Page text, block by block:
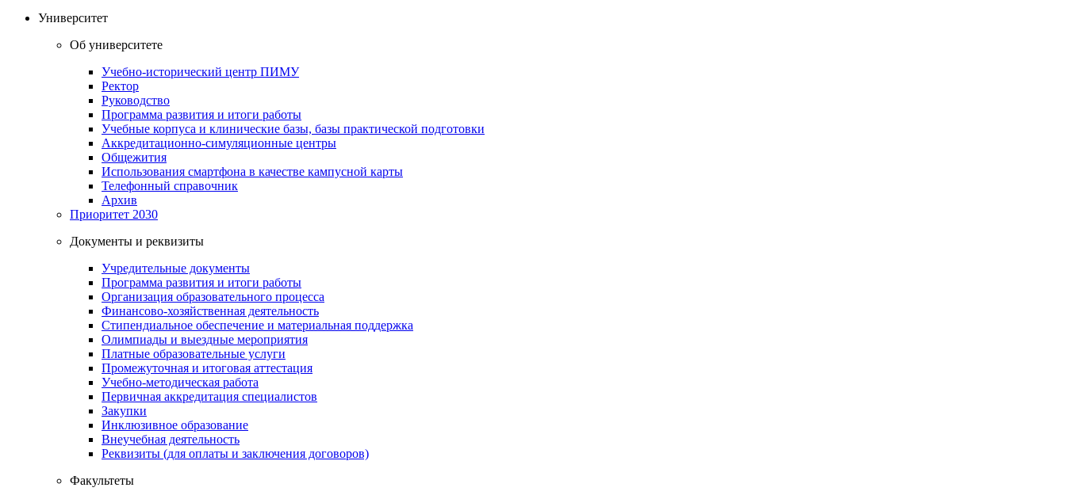
Университет
Об университете
Учебно-исторический центр ПИМУ
Ректор
Руководство
Программа развития и итоги работы
Учебные корпуса и клинические базы, базы практической подготовки
Аккредитационно-симуляционные центры
Общежития
Использования смартфона в качестве кампусной карты
Телефонный справочник
Архив
Приоритет 2030
Документы и реквизиты
Учредительные документы
Программа развития и итоги работы
Организация образовательного процесса
Финансово-хозяйственная деятельность
Стипендиальное обеспечение и материальная поддержка
Олимпиады и выездные мероприятия
Платные образовательные услуги
Промежуточная и итоговая аттестация
Учебно-методическая работа
Первичная аккредитация специалистов
Закупки
Инклюзивное образование
Внеучебная деятельность
Реквизиты (для оплаты и заключения договоров)
Факультеты